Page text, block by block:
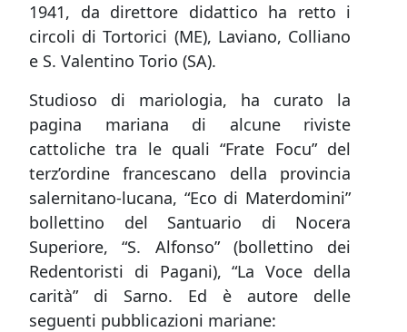
1941, da direttore didattico ha retto i
circoli di Tortorici (ME), Laviano, Colliano
e S. Valentino Torio (SA).
Studioso di mariologia, ha curato la
pagina mariana di alcune riviste
cattoliche tra le quali “Frate Focu” del
terz’ordine francescano della provincia
salernitano-lucana, “Eco di Materdomini”
bollettino del Santuario di Nocera
Superiore, “S. Alfonso” (bollettino dei
Redentoristi di Pagani), “La Voce della
carità” di Sarno. Ed è autore delle
seguenti pubblicazioni mariane: